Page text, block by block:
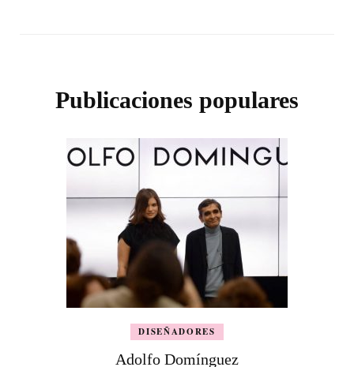
Publicaciones populares
DISEÑADORES
Adolfo Domínguez